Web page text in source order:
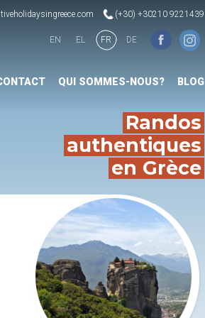
(+30) +30210 9221439
EN EL FR DE
QUI SOMMES-NOUS? BLOG
Randos
authentiques
en Grèce